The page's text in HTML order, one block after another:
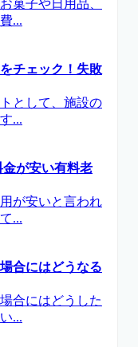
菓子や日用品、
...
チェック！失敗
として、施設の
...
が安い有料老
が安いと言われ
...
合にはどうなる
合にはどうした
...